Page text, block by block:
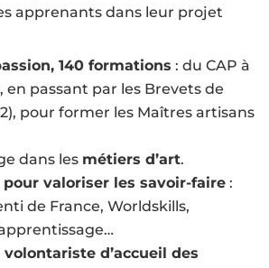
apprenants dans leur projet
140 formations : du CAP à
en passant par les Brevets de
pour former les Maîtres artisans
dans les métiers d’art.
pour valoriser les savoir-faire :
de France, Worldskills,
d’accueil des